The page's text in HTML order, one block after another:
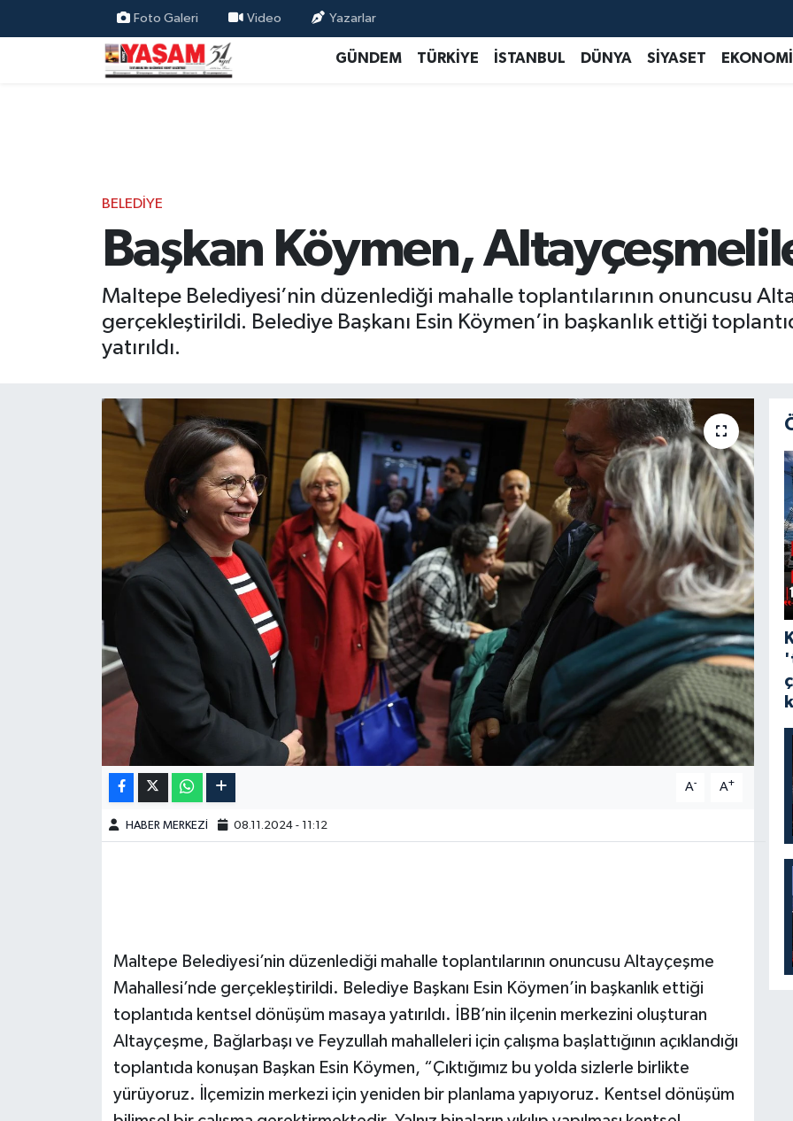
Foto Galeri Video Yazarlar
GÜNDEM TÜRKİYE İSTANBUL DÜNYA SİYASET EKONOMİ
BELEDİYE
Başkan Köymen,
Maltepe Belediyesi’nin düzenlediği mahalle toplantılarının onuncusu
gerçekleştirildi. Belediye Başkanı Esin Köymen’in başkanlık ettiği
yatırıldı.
A- A+
HABER MERKEZİ 08.11.2024 - 11:12
Maltepe Belediyesi’nin düzenlediği mahalle toplantılarının onuncusu Altayçeşme
Mahallesi’nde gerçekleştirildi. Belediye Başkanı Esin Köymen’in başkanlık ettiği
toplantıda kentsel dönüşüm masaya yatırıldı. İBB’nin ilçenin merkezini oluşturan
Altayçeşme, Bağlarbaşı ve Feyzullah mahalleleri için çalışma başlattığının açıklandığı
toplantıda konuşan Başkan Esin Köymen, “Çıktığımız bu yolda sizlerle birlikte
yürüyoruz. İlçemizin merkezi için yeniden bir planlama yapıyoruz. Kentsel dönüşüm